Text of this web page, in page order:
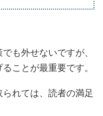
も外せないですが、
ことが最重要です。
れては、読者の満足